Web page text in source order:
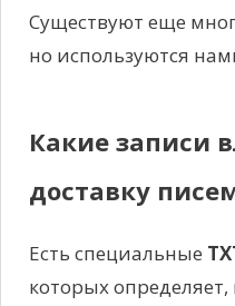
Существуют еще
но используются
Какие записи
доставку
Есть специальные
которых